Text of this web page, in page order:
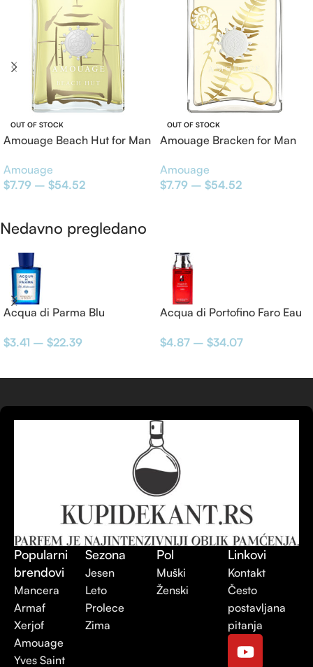
OUT OF STOCK
Amouage Beach Hut for Man
Amouage
$7.79 – $54.52
OUT OF STOCK
Amouage Bracken for Man
Amouage
$7.79 – $54.52
Nedavno pregledano
Acqua di Parma Blu
Sicilia Eau de Toillete
$3.41 – $22.39
Acqua di Portofino Faro Eau
$4.87 – $34.07
Popularni
brendovi
Mancera
Armaf
Xerjof
Amouage
Yves Saint
Sezona
Jesen
Leto
Prolece
Zima
Pol
Muški
Ženski
Linkovi
Kontakt
Često
postavljana
pitanja